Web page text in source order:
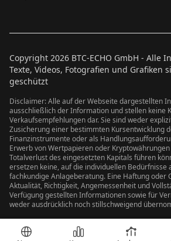
Copyright 2026 BTC-ECHO GmbH - Alle
Texte, Videos, Fotografien und Grafiken
geschützt
Disclaimer: Alle auf der Webseite dargestellten
ausschließlich der Information und stellen keine
Verkaufsempfehlungen dar. Sie sind weder
Zusicherung einer bestimmten Kursentwicklung
Finanzinstrumente oder als
Erwerb von Wertpapieren oder
Totalverlust des eingesetzten Kapitals führen
ersetzen keine, auf die individuellen Bedürfnisse
fachkundige Anlageberatung. Eine Haftung oder
Aktualität, Richtigkeit, Angemessenheit und
Verfügung gestellten Informationen sowie für
weder ausdrücklich noch stillschweigend